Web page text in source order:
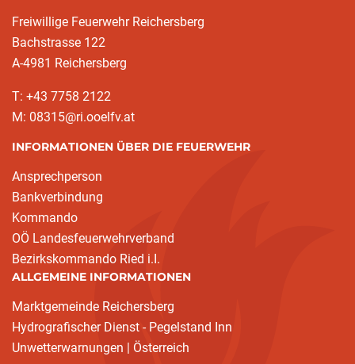
Freiwillige Feuerwehr Reichersberg
Bachstrasse 122
A-4981 Reichersberg
T: +43 7758 2122
M: 08315@ri.ooelfv.at
INFORMATIONEN ÜBER DIE FEUERWEHR
Ansprechperson
Bankverbindung
Kommando
OÖ Landesfeuerwehrverband
Bezirkskommando Ried i.I.
ALLGEMEINE INFORMATIONEN
Marktgemeinde Reichersberg
Hydrografischer Dienst - Pegelstand Inn
Unwetterwarnungen | Österreich